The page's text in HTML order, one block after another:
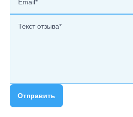
Отправить